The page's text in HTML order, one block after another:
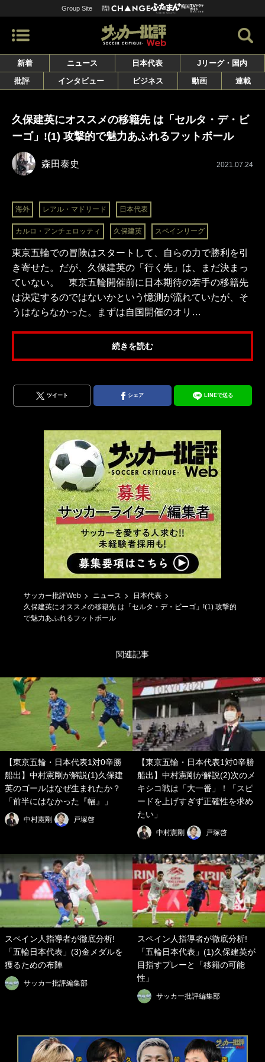
Group Site
新着 ニュース 日本代表
Jリーグ・国内
批評
インタビュー ビジネス 動画 連載
久保建英にオススメの移籍先 は「セルタ・デ・ビ
ーゴ」!(1) 攻撃的で魅力あふれるフットボール
森田泰史 2021.07.24
海外 レアル・マドリード 日本代表
カルロ・アンチェロッティ 久保建英 スペインリーグ
東京五輪での冒険はスタートして、自らの力で勝利を引
き寄せた。だが、久保建英の「行く先」は、まだ決まっ
ていない。 東京五輪開催前に日本期待の若手の移籍先
は決定するのではないかという憶測が流れていたが、そ
うはならなかった。まずは自国開催のオリ…
続きを読む
ツイート シェア LINEで送る
サッカー批評Web ニュース
日本代表
久保建英にオススメの移籍先 は「セルタ・デ・ビーゴ」!(1) 攻撃的
で魅力あふれるフットボール
関連記事
【東京五輪・日本代表1対0辛勝
船出】中村憲剛が解説(1)久保建
英のゴールはなぜ生まれたか？
「前半にはなかった『幅』」
中村憲剛 戸塚啓
【東京五輪・日本代表1対0辛勝
船出】中村憲剛が解説(2)次のメ
キシコ戦は「大一番」！「スピ
ードを上げすぎず正確性を求め
たい」
中村憲剛 戸塚啓
スペイン人指導者が徹底分析!
「五輪日本代表」(3)金メダルを
獲るための布陣
サッカー批評編集部
スペイン人指導者が徹底分析!
「五輪日本代表」(1)久保建英が
目指すプレーと「移籍の可能
性」
サッカー批評編集部